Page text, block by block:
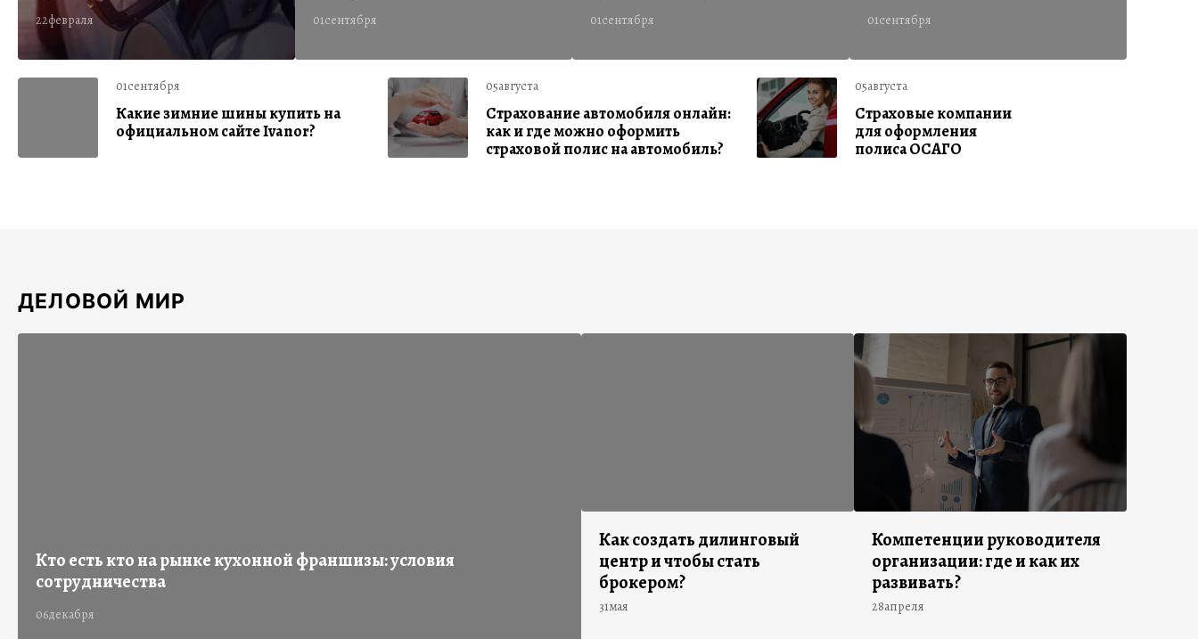
22февраля 01сентября 01сентября 01сентября
01сентября
Какие зимние шины купить на
официальном сайте Ivanor?
05августа
Страхование автомобиля онлайн:
как и где можно оформить
страховой полис на автомобиль?
05августа
Страховые компании
для оформления
полиса ОСАГО
ДЕЛОВОЙ МИР
06декабря
Кто есть кто на рынке кухонной франшизы: условия
сотрудничества
31мая
Как создать дилинговый
центр и чтобы стать
брокером?
28апреля
Компетенции руководителя
организации: где и как их
развивать?